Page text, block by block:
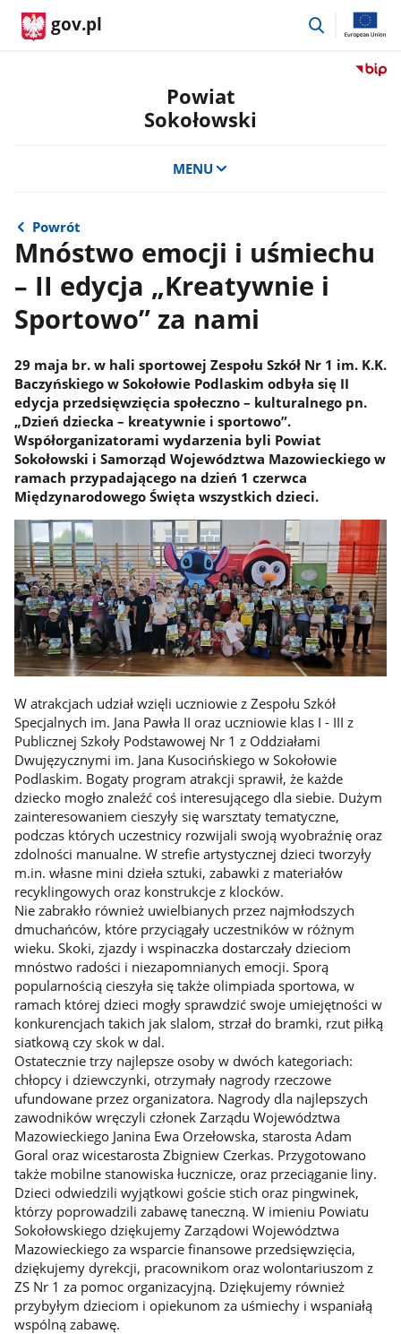
gov.pl
przejdź
Przejdź
Powiat
Sokołowski
MENU
Powrót
Mnóstwo emocji i uśmiechu
– II edycja „Kreatywnie i
Sportowo” za nami
29 maja br. w hali sportowej Zespołu Szkół Nr 1 im. K.K.
Baczyńskiego w Sokołowie Podlaskim odbyła się II
edycja przedsięwzięcia społeczno – kulturalnego pn.
„Dzień dziecka – kreatywnie i sportowo”.
Współorganizatorami wydarzenia byli Powiat
Sokołowski i Samorząd Województwa Mazowieckiego w
ramach przypadającego na dzień 1 czerwca
Międzynarodowego Święta wszystkich dzieci.
W atrakcjach udział wzięli uczniowie z Zespołu Szkół
Specjalnych im. Jana Pawła II oraz uczniowie klas I - III z
Publicznej Szkoły Podstawowej Nr 1 z Oddziałami
Dwujęzycznymi im. Jana Kusocińskiego w Sokołowie
Podlaskim. Bogaty program atrakcji sprawił, że każde
dziecko mogło znaleźć coś interesującego dla siebie. Dużym
zainteresowaniem cieszyły się warsztaty tematyczne,
podczas których uczestnicy rozwijali swoją wyobraźnię oraz
zdolności manualne. W strefie artystycznej dzieci tworzyły
m.in. własne mini dzieła sztuki, zabawki z materiałów
recyklingowych oraz konstrukcje z klocków.
Nie zabrakło również uwielbianych przez najmłodszych
dmuchańców, które przyciągały uczestników w różnym
wieku. Skoki, zjazdy i wspinaczka dostarczały dzieciom
mnóstwo radości i niezapomnianych emocji. Sporą
popularnością cieszyła się także olimpiada sportowa, w
ramach której dzieci mogły sprawdzić swoje umiejętności w
konkurencjach takich jak slalom, strzał do bramki, rzut piłką
siatkową czy skok w dal.
Ostatecznie trzy najlepsze osoby w dwóch kategoriach:
chłopcy i dziewczynki, otrzymały nagrody rzeczowe
ufundowane przez organizatora. Nagrody dla najlepszych
zawodników wręczyli członek Zarządu Województwa
Mazowieckiego Janina Ewa Orzełowska, starosta Adam
Goral oraz wicestarosta Zbigniew Czerkas. Przygotowano
także mobilne stanowiska łucznicze, oraz przeciąganie liny.
Dzieci odwiedzili wyjątkowi goście stich oraz pingwinek,
którzy poprowadzili zabawę taneczną. W imieniu Powiatu
Sokołowskiego dziękujemy Zarządowi Województwa
Mazowieckiego za wsparcie finansowe przedsięwzięcia,
dziękujemy dyrekcji, pracownikom oraz wolontariuszom z
ZS Nr 1 za pomoc organizacyjną. Dziękujemy również
przybyłym dzieciom i opiekunom za uśmiechy i wspaniałą
wspólną zabawę.